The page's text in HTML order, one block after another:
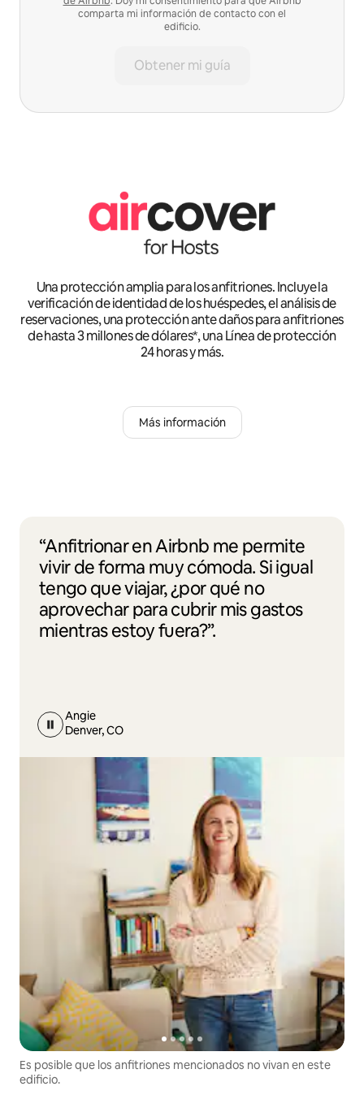
comparta mi información de contacto con el
edificio.
Obtener mi guía
Una protección amplia para los anfitriones. Incluye la
verificación de identidad de los huéspedes, el análisis de
reservaciones, una protección ante daños para anfitriones
de hasta 3 millones de dólares*, una Línea de protección
24 horas y más.
Más información
“Anfitrionar en Airbnb me permite
vivir de forma muy cómoda. Si igual
tengo que viajar, ¿por qué no
aprovechar para cubrir mis gastos
mientras estoy fuera?”.
Angie
Denver, CO
Es posible que los anfitriones mencionados no vivan en este
edificio.